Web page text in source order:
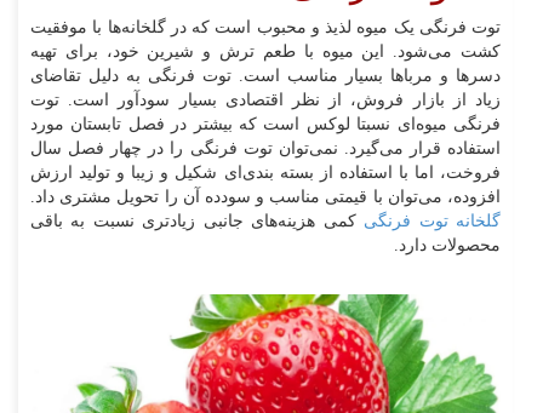
توت فرنگی یک میوه لذیذ و محبوب است که در گلخانه‌ها با موفقیت
کشت می‌شود. این میوه با طعم ترش و شیرین خود، برای تهیه
دسرها و مرباها بسیار مناسب است. توت فرنگی به دلیل تقاضای
زیاد از بازار فروش، از نظر اقتصادی بسیار سودآور است. توت
فرنگی میوه‌ای نسبتا لوکس است که بیشتر در فصل تابستان مورد
استفاده قرار می‌گیرد. نمی‌توان توت فرنگی را در چهار فصل سال
فروخت، اما با استفاده از بسته بندی‌ای شکیل و زیبا و تولید ارزش
افزوده، می‌توان با قیمتی مناسب و سودده آن را تحویل مشتری داد.
گلخانه توت فرنگی کمی هزینه‌های جانبی زیادتری نسبت به باقی
محصولات دارد.